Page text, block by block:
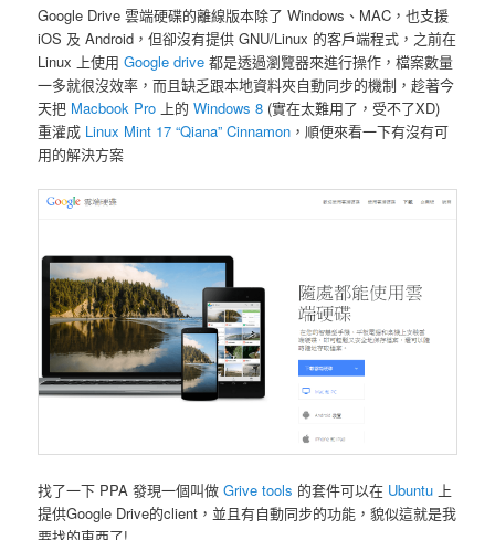
Google Drive 雲端硬碟的離線版本除了 Windows、MAC，也支援
iOS 及 Android，但卻沒有提供 GNU/Linux 的客戶端程式，之前在
Linux 上使用Google drive 都是透過瀏覽器來進行操作，檔案數量
一多就很沒效率，而且缺乏跟本地資料夾自動同步的機制，趁著今
天把 Macbook Pro 上的Windows 8 (實在太難用了，受不了XD)
重灌成 Linux Mint 17 “Qiana” Cinnamon ，順便來看一下有沒有可
用的解決方案
找了一下 PPA 發現一個叫做Grive tools 的套件可以在 Ubuntu 上
提供Google Drive的client，並且有自動同步的功能，貌似這就是我